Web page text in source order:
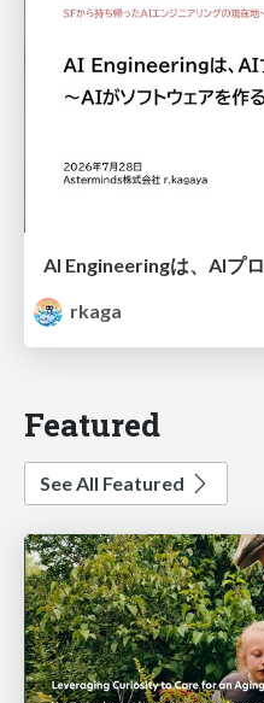
rkaga
Featured
See All Featured